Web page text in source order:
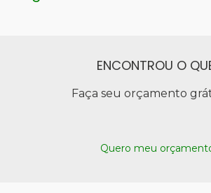
ENCONTROU O
Faça seu orçamento
Quero meu